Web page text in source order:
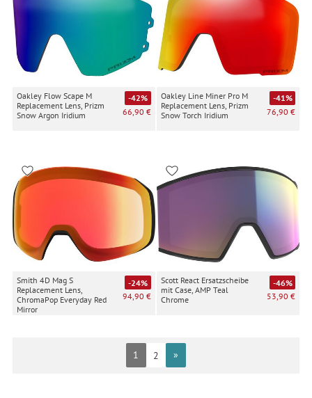
Oakley Flow Scape M
Replacement Lens, Prizm
Snow Argon Iridium
-42%
66,90 €
Oakley Line Miner Pro M
Replacement Lens, Prizm
Snow Torch Iridium
-41%
76,90 €
Smith 4D Mag S
Replacement Lens,
ChromaPop Everyday Red
Mirror
-24%
94,90 €
Scott React Ersatzscheibe
mit Case, AMP Teal
Chrome
-46%
53,90 €
1 2 »